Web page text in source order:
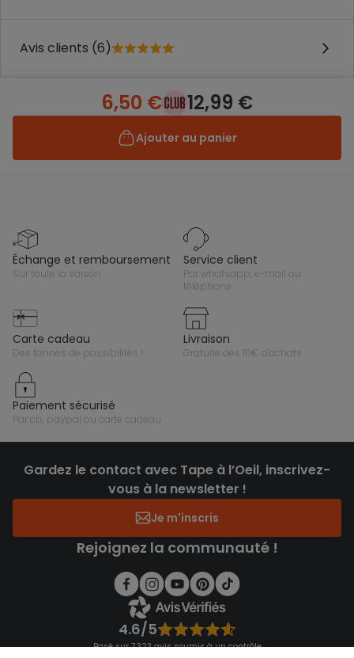
Avis clients (6)
6,50 € 12,99 €
Ajouter au panier
échange et remboursement
sur toute la saison
service client
par whatsapp, e-mail ou
téléphone
carte cadeau
des tonnes de possibilités !
livraison
gratuite dès 10€ d'achats
paiement sécurisé
par cb, paypal ou carte cadeau
Gardez le contact avec Tape à l’Oeil, inscrivez-
vous à la newsletter !
Je m'inscris
Rejoignez la communauté !
4.6/5
Basé sur 7 323 avis soumis à un contrôle